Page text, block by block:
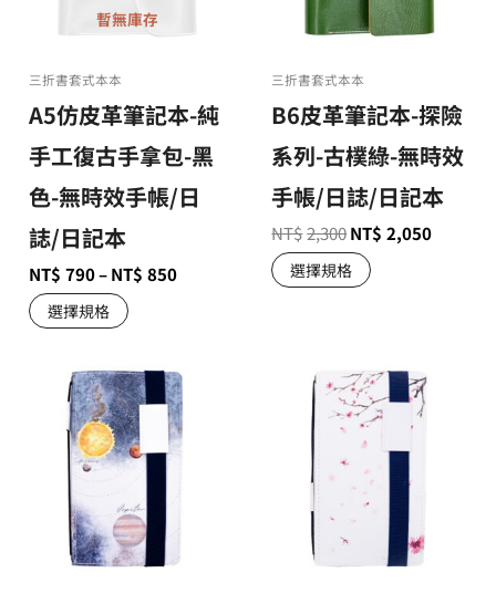
暫無庫存
三折書套式本本
A5仿皮革筆記本-純
手工復古手拿包-黑
色-無時效手帳/日
誌/日記本
NT$ 790–NT$ 850
選擇規格
三折書套式本本
B6皮革筆記本-探險
系列-古樸綠-無時效
手帳/日誌/日記本
NT$2,300NT$ 2,050
選擇規格